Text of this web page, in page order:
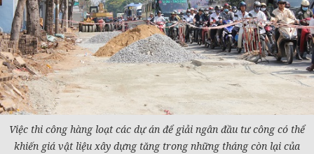
Việc thi công hàng loạt các dự án để giải ngân đầu tưcông có thể
khiến giá vật liệu xây dựng tăng trong những tháng còn lại của